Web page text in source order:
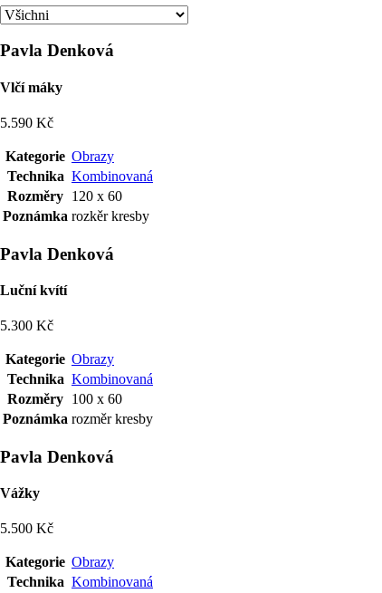
Pavla Denková
Vlčí máky
5.590 Kč
Kategorie Obrazy
Technika Kombinovaná
Rozměry 120 x 60
Poznámka rozkěr kresby
Pavla Denková
Luční kvítí
5.300 Kč
Kategorie Obrazy
Technika Kombinovaná
Rozměry 100 x 60
Poznámka rozměr kresby
Pavla Denková
Vážky
5.500 Kč
Kategorie Obrazy
Technika Kombinovaná